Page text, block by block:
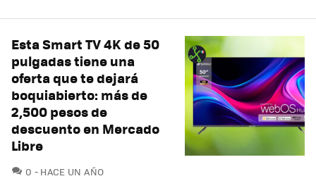
Esta Smart TV 4K de 50
pulgadas tiene una
oferta que te dejará
boquiabierto: más de
2,500 pesos de
descuento en Mercado
Libre
0 COMENTARIOS
HACE UN AÑO